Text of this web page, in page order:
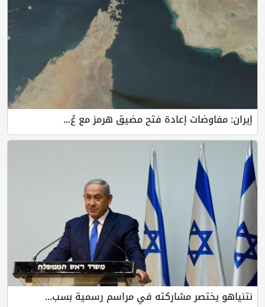
إيران: مفاوضات إعادة فتح مضيق هرمز مع عُ...
نتنياهو يختصر مشاركته في مراسم رسمية بسب...